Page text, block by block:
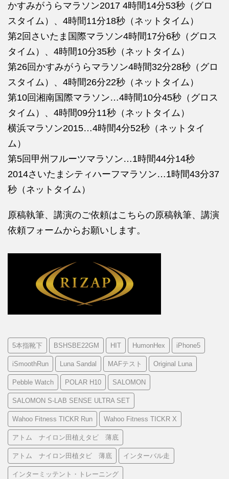
かすみがうらマラソン2017 4時間14分53秒（グロ
スタイム）、4時間11分18秒（ネットタイム）
第2回さいたま国際マラソン4時間17分6秒（グロス
タイム）、4時間10分35秒（ネットタイム）
第26回かすみがうらマラソン4時間32分28秒（グロ
スタイム）、4時間26分22秒（ネットタイム）
第10回湘南国際マラソン…4時間10分45秒（グロス
タイム）、4時間09分11秒（ネットタイム）
横浜マラソン2015…4時間4分52秒（ネットタイ
ム）
第5回甲州フルーツマラソン…1時間44分14秒
2014さいたまシティハーフマラソン…1時間43分37
秒（ネットタイム）
原稿執筆、講演のご依頼はこちらの原稿執筆、講演
依頼フォームからお願いします。
5本指靴下 BSHSBE22GM HIT HumonHex iPhone5
iSmoothRun Luna Sandal MAFテスト Original Luna
Pebble Watch POLAR H10 SALOMON
SALOMON S-LAB SENSE ULTRA SET
Wahoo Fitness TICKR Run Wahoo Fitness TICKR X
アトム ナイロン田植えタビ 薄底
アトム ナイロン田植タビ 薄底 インターバル走
インターミッテント・トレーニング